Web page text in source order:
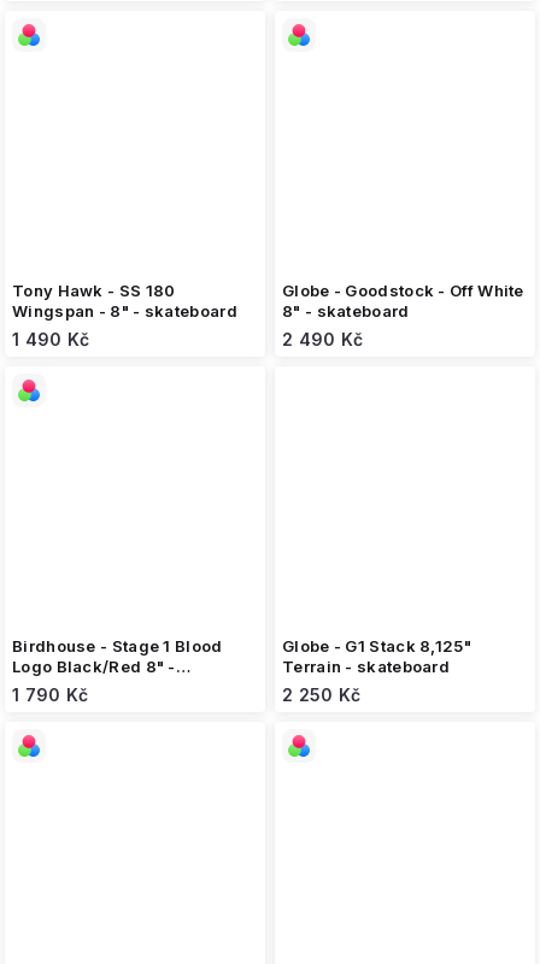
Tony Hawk - SS 180
Wingspan - 8" - skateboard
1 490 Kč
Globe - Goodstock - Off White
8" - skateboard
2 490 Kč
Birdhouse - Stage 1 Blood
Logo Black/Red 8" -
skateboard
1 790 Kč
Globe - G1 Stack 8,125"
Terrain - skateboard
2 250 Kč